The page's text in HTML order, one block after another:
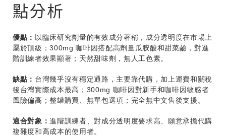
點分析
優點： 以臨床研究劑量的有效成分著稱，成分透明度在市場上
屬於頂級；300mg 咖啡因搭配高劑量瓜胺酸和甜菜鹼，對進
階訓練者效果顯著；天然甜味劑，無人工色素。
缺點： 台灣幾乎沒有穩定通路，主要靠代購，加上運費和關稅
後台灣實際成本最高；300mg 咖啡因對新手和咖啡因敏感者
風險偏高；整罐購買、無單包選項；完全無中文售後支援。
適合對象：進階訓練者、對成分透明度要求高、願意承擔代購
複雜度和高成本的使用者。